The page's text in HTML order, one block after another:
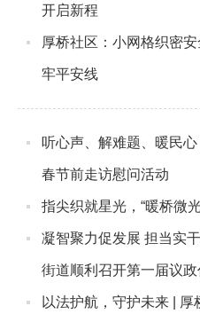
开启新程
厚桥社区：小网格织密
牢平安线
听心声、解难题、暖民
春节前走访慰问活动
指尖织就星光，“暖桥微
凝智聚力促发展 担当实
街道顺利召开第一届议
以法护航，守护未来 | 厚